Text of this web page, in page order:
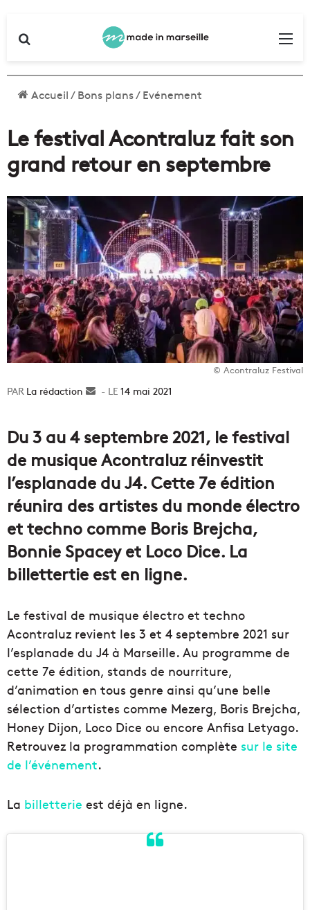
Accueil/Bons plans/Evénement
Le festival Acontraluz fait son
grand retour en septembre
© Acontraluz Festival
La rédaction
Envoyer14 mai 2021
Du 3 au 4 septembre 2021, le festival
de musique Acontraluz réinvestit
l’esplanade du J4. Cette 7e édition
réunira des artistes du monde électro
et techno comme Boris Brejcha,
Bonnie Spacey et Loco Dice. La
billettertie est en ligne.
Le festival de musique électro et techno
Acontraluz revient les 3 et 4 septembre 2021 sur
l’esplanade du J4 à Marseille. Au programme de
cette 7e édition, stands de nourriture,
d’animation en tous genre ainsi qu’une belle
sélection d’artistes comme Mezerg, Boris Brejcha,
Honey Dijon, Loco Dice ou encore Anfisa Letyago.
Retrouvez la programmation complète sur le site
de l’événement.
La billetterie est déjà en ligne.